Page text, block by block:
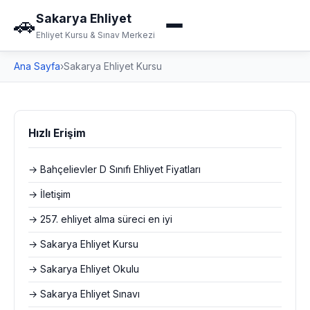
🚗Sakarya Ehliyet
Ehliyet Kursu & Sınav Merkezi
Ana Sayfa›Sakarya Ehliyet Kursu
Hızlı Erişim
→ Bahçelievler D Sınıfı Ehliyet Fiyatları
→ İletişim
→ 257. ehliyet alma süreci en iyi
→ Sakarya Ehliyet Kursu
→ Sakarya Ehliyet Okulu
→ Sakarya Ehliyet Sınavı